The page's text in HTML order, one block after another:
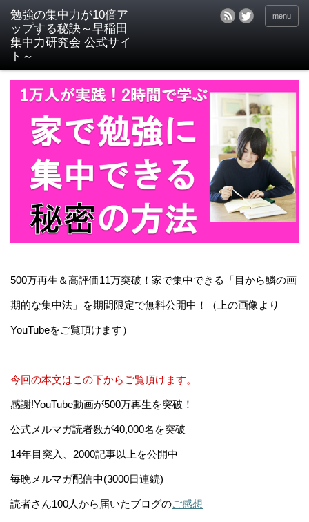
menu
500万再生＆高評価11万突破！家で集中できる「目から鱗の画
期的な集中法」を期間限定で無料公開中！（上の画像より
YouTubeをご覧頂けます）
今回の本文はこの下からご覧頂けます。
感謝!YouTube動画が500万再生を突破！
公式メルマガ読者数が40,000名を突破
14年目突入、2000記事以上を公開中
毎晩メルマガ配信中(3000日連続)
読者さん100人から届いたブログのご感想